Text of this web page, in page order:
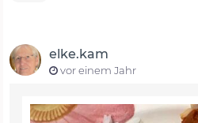
elke.kam
vor einem Jahr